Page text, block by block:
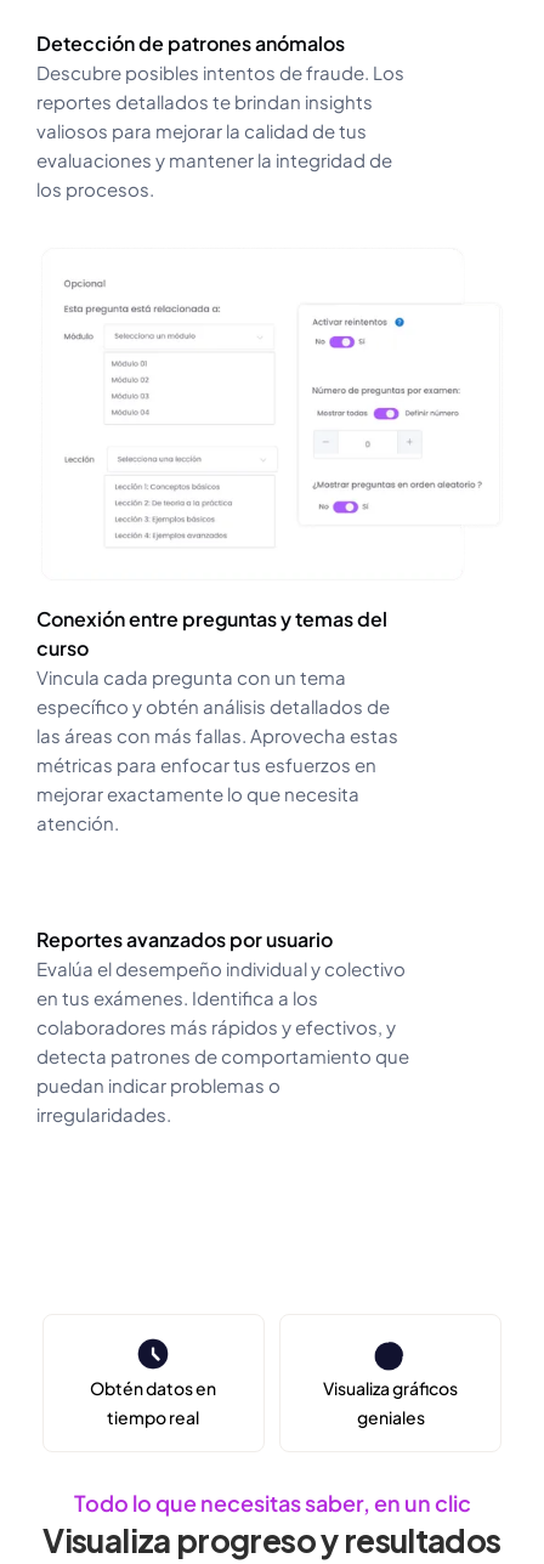
Detección de patrones anómalos
Descubre posibles intentos de fraude. Los
reportes detallados te brindan insights
valiosos para mejorar la calidad de tus
evaluaciones y mantener la integridad de
los procesos.
Conexión entre preguntas y temas del
curso
Vincula cada pregunta con un tema
específico y obtén análisis detallados de
las áreas con más fallas. Aprovecha estas
métricas para enfocar tus esfuerzos en
mejorar exactamente lo que necesita
atención.
Reportes avanzados por usuario
Evalúa el desempeño individual y colectivo
en tus exámenes. Identifica a los
colaboradores más rápidos y efectivos, y
detecta patrones de comportamiento que
puedan indicar problemas o
irregularidades.
Obtén datos en
tiempo real
Visualiza gráficos
geniales
Todo lo que necesitas saber, en un clic
Visualiza progreso y resultados